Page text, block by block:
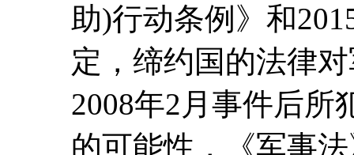
助)行动条例》和
定，缔约国的法律
2008年2月事件后所
的可能性，《军事